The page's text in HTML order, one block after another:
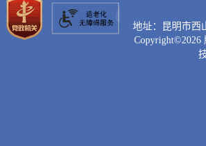
地址：昆明市西
Copyright©2026